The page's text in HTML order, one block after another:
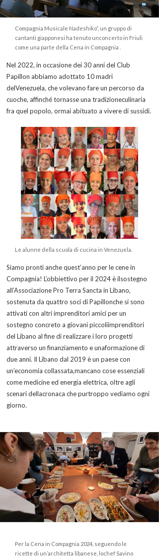
Compagnia Musicale Nadeshiko”, un gruppo di
cantanti giapponesi ha tenuto unconcerto in Friuli
come una parte della Cena in Compagnia .
Nel 2022, in occasione dei 30 anni del Club
Papillon abbiamo adottato 10 madri
delVenezuela, che volevano fare un percorso da
cuoche, affinché tornasse una tradizioneculinaria
fra quel popolo, ormai abituato a vivere di sussidi.
Le alunne della scuola di cucina in Venezuela.
Siamo pronti anche quest’anno per le cene in
Compagnia! L’obbiettivo per il 2024 è ilsostegno
all’Associazione Pro Terra Sancta in Libano,
sostenuta da quattro soci di Papillonche si sono
attivati con altri imprenditori amici per un
sostegno concreto a giovani piccoliimprenditori
del Libano al fine di realizzare i loro progetti
attraverso un finanziamento e unaformazione di
due anni. Il Libano dal 2019 è un paese con
un’economia collassata,mancano cose essenziali
come medicine ed energia elettrica, oltre agli
scenari dellacronaca che purtroppo vediamo ogni
giorno.
Per la Cena in Compagnia 2024, seguendo le
ricette di un’architetta libanese, lochef Savino